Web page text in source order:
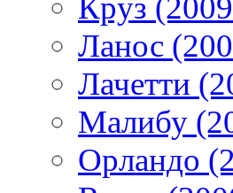
Круз
Ланос
Лачетти
Малибу
Орландо